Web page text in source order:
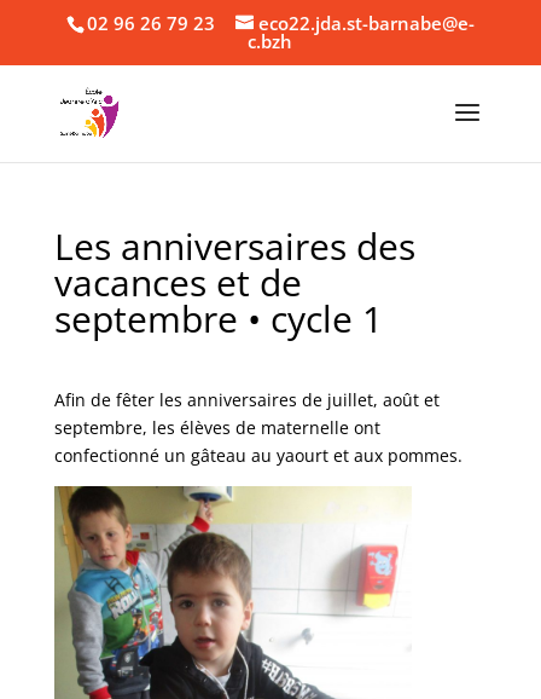
02 96 26 79 23 eco22.jda.st-barnabe@e-
c.bzh
Les anniversaires des
vacances et de
septembre • cycle 1
Afin de fêter les anniversaires de juillet, août et
septembre, les élèves de maternelle ont
confectionné un gâteau au yaourt et aux pommes.